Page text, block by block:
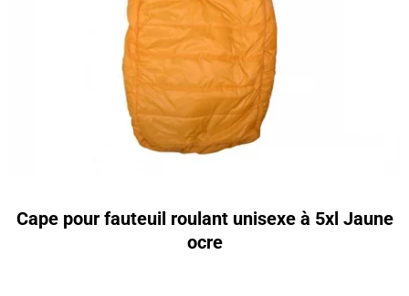
Cape pour fauteuil roulant unisexe à 5xl Jaune
ocre